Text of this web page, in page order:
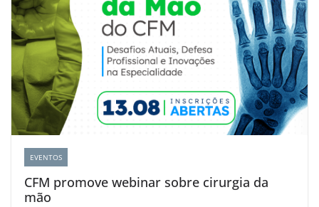
EVENTOS
CFM promove webinar sobre cirurgia da
mão